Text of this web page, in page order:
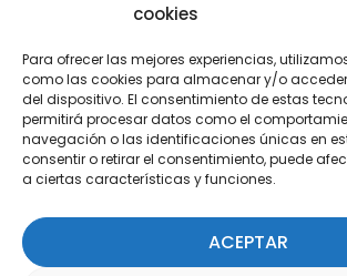
cookies
Para ofrecer las mejores experiencias,
como las cookies para almacenar y/o
del dispositivo. El consentimiento de estas
permitirá procesar datos como el
navegación o las identificaciones únicas en
consentir o retirar el consentimiento, puede
a ciertas características y funciones.
ACEPTAR
Escríbenos
info@apte.org
Encuéntranos
C/Marie Curie, 35
29590 Campanillas,